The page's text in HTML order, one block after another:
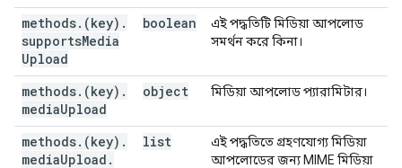
methods. (key) .
supportsMedia
Upload
boolean
এই পদ্ধতিটি মিডিয়া আপলোড
সমর্থন করে কিনা।
methods. (key) .
mediaUpload
object মিডিয়া আপলোড প্যারামিটার।
methods. (key) .
mediaUpload .
list
এই পদ্ধতিতে গ্রহণযোগ্য মিডিয়া
আপলোডের জন্য MIME মিডিয়া